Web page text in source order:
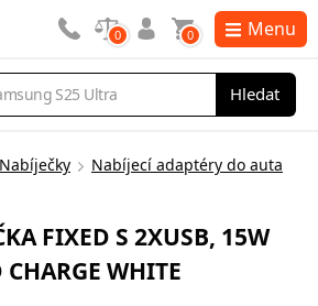
Hledat
0 0 Menu
Nabíječky
Nabíjecí adaptéry do auta
FIXED S 2XUSB, 15W
WHITE